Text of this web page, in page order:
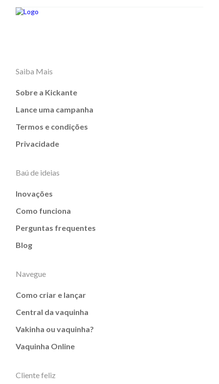
Saiba Mais
Sobre a Kickante
Lance uma campanha
Termos e condições
Privacidade
Baú de ideias
Inovações
Como funciona
Perguntas frequentes
Blog
Navegue
Como criar e lançar
Central da vaquinha
Vakinha ou vaquinha?
Vaquinha Online
Cliente feliz